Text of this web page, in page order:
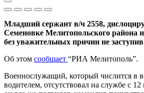
Младший сержант в/ч 2558,
Семеновке Мелитопольского района
без уважительных причин не
Об этом сообщает “РИА Мелитополь”.
Военнослужащий, который числится в
водителем, отсутствовал на службе с 12